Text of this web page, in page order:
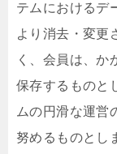
テムにおけるデ
より消去・変更
く、会員は、か
保存するものと
ムの円滑な運営
努めるものとし